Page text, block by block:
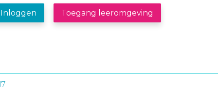
Inloggen Toegang leeromgeving